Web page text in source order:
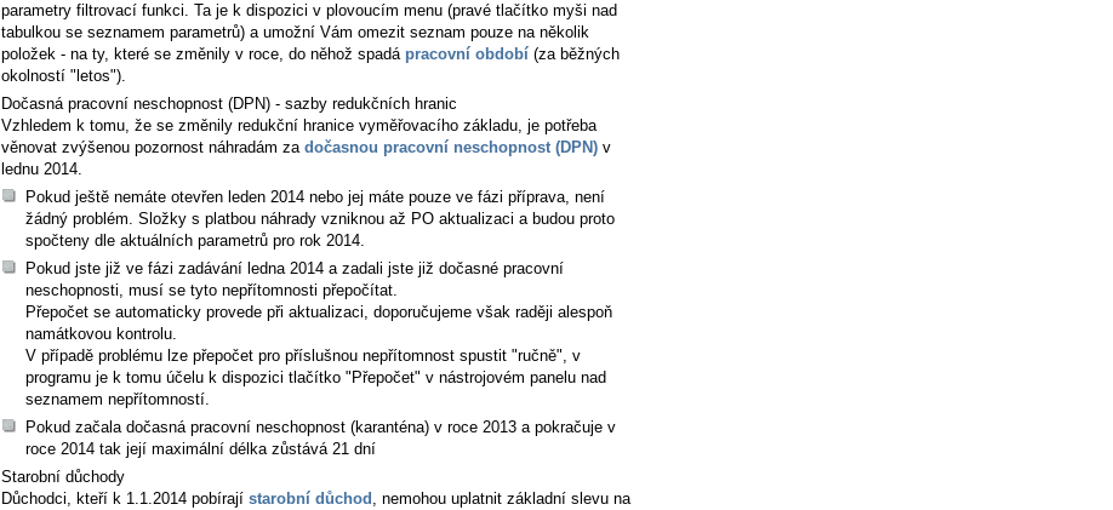
parametry filtrovací funkci. Ta je k dispozici v plovoucím menu (pravé tlačítko myši nad
tabulkou se seznamem parametrů) a umožní Vám omezit seznam pouze na několik
položek - na ty, které se změnily v roce, do něhož spadá pracovní období (za běžných
okolností "letos").
Dočasná pracovní neschopnost (DPN) - sazby redukčních hranic
Vzhledem k tomu, že se změnily redukční hranice vyměřovacího základu, je potřeba
věnovat zvýšenou pozornost náhradám za dočasnou pracovní neschopnost (DPN) v
lednu 2014.
Pokud ještě nemáte otevřen leden 2014 nebo jej máte pouze ve fázi příprava, není
žádný problém. Složky s platbou náhrady vzniknou až PO aktualizaci a budou proto
spočteny dle aktuálních parametrů pro rok 2014.
Pokud jste již ve fázi zadávání ledna 2014 a zadali jste již dočasné pracovní
neschopnosti, musí se tyto nepřítomnosti přepočítat.
Přepočet se automaticky provede při aktualizaci, doporučujeme však raději alespoň
namátkovou kontrolu.
V případě problému lze přepočet pro příslušnou nepřítomnost spustit "ručně", v
programu je k tomu účelu k dispozici tlačítko "Přepočet" v nástrojovém panelu nad
seznamem nepřítomností.
Pokud začala dočasná pracovní neschopnost (karanténa) v roce 2013 a pokračuje v
roce 2014 tak její maximální délka zůstává 21 dní
Starobní důchody
Důchodci, kteří k 1.1.2014 pobírají starobní důchod , nemohou uplatnit základní slevu na